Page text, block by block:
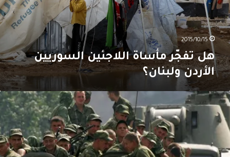
ولبنان؟
2015/10/15
هل تفجّر مأساة اللاجئين السوريين
الأردن ولبنان؟
إستراتيجية
بوتين
في
سوريا
المبدأ